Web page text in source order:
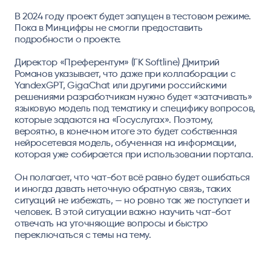
В 2024 году проект будет запущен в тестовом режиме.
Пока в Минцифры не смогли предоставить
подробности о проекте.
Директор «Преферентум» (ГК Softline) Дмитрий
Романов указывает, что даже при коллаборации с
YandexGPT, GigaChat или другими российскими
решениями разработчикам нужно будет «затачивать»
языковую модель под тематику и специфику вопросов,
которые задаются на «Госуслугах». Поэтому,
вероятно, в конечном итоге это будет собственная
нейросетевая модель, обученная на информации,
которая уже собирается при использовании портала.
Он полагает, что чат-бот всё равно будет ошибаться
и иногда давать неточную обратную связь, таких
ситуаций не избежать, — но ровно так же поступает и
человек. В этой ситуации важно научить чат-бот
отвечать на уточняющие вопросы и быстро
переключаться с темы на тему.